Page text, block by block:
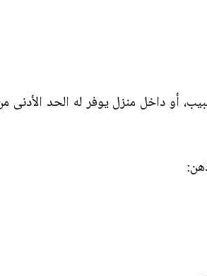
أو داخل منزل يوفر له الحد الأدنى